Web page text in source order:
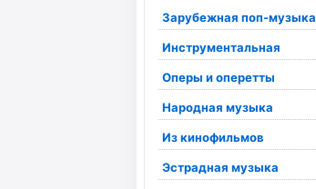
Зарубежная поп-музыка
Инструментальная
Оперы и оперетты
Народная музыка
Из кинофильмов
Эстрадная музыка